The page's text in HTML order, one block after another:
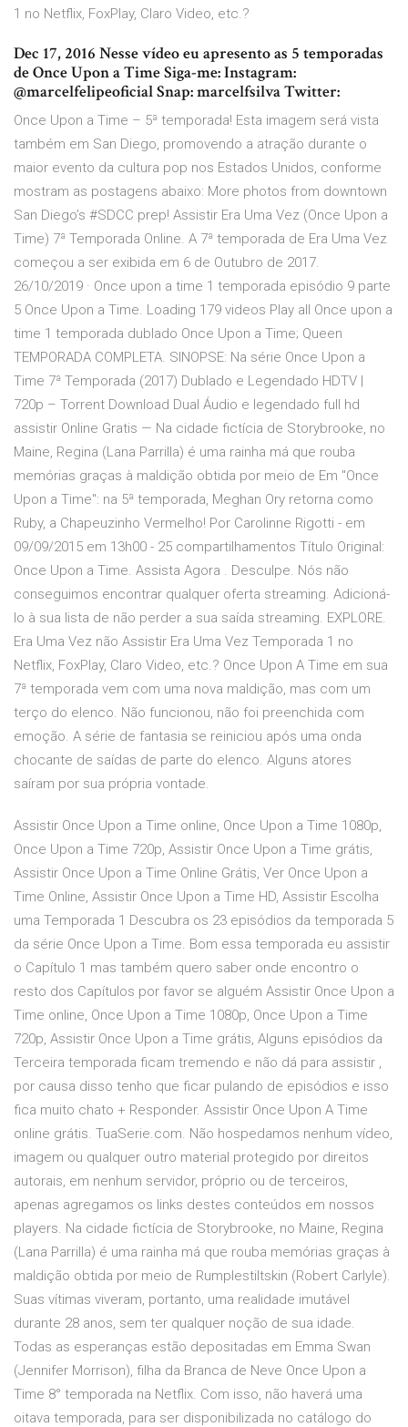
1 no Netflix, FoxPlay, Claro Video, etc.?
Dec 17, 2016 Nesse vídeo eu apresento as 5 temporadas
de Once Upon a Time Siga-me: Instagram:
@marcelfelipeoficial Snap: marcelfsilva Twitter:
Once Upon a Time – 5ª temporada! Esta imagem será vista
também em San Diego, promovendo a atração durante o
maior evento da cultura pop nos Estados Unidos, conforme
mostram as postagens abaixo: More photos from downtown
San Diego’s #SDCC prep! Assistir Era Uma Vez (Once Upon a
Time) 7ª Temporada Online. A 7ª temporada de Era Uma Vez
começou a ser exibida em 6 de Outubro de 2017.
26/10/2019 · Once upon a time 1 temporada episódio 9 parte
5 Once Upon a Time. Loading 179 videos Play all Once upon a
time 1 temporada dublado Once Upon a Time; Queen
TEMPORADA COMPLETA. SINOPSE: Na série Once Upon a
Time 7ª Temporada (2017) Dublado e Legendado HDTV |
720p – Torrent Download Dual Áudio e legendado full hd
assistir Online Gratis — Na cidade fictícia de Storybrooke, no
Maine, Regina (Lana Parrilla) é uma rainha má que rouba
memórias graças à maldição obtida por meio de Em "Once
Upon a Time": na 5ª temporada, Meghan Ory retorna como
Ruby, a Chapeuzinho Vermelho! Por Carolinne Rigotti - em
09/09/2015 em 13h00 - 25 compartilhamentos Título Original:
Once Upon a Time. Assista Agora . Desculpe. Nós não
conseguimos encontrar qualquer oferta streaming. Adicioná-
lo à sua lista de não perder a sua saída streaming. EXPLORE.
Era Uma Vez não Assistir Era Uma Vez Temporada 1 no
Netflix, FoxPlay, Claro Video, etc.? Once Upon A Time em sua
7ª temporada vem com uma nova maldição, mas com um
terço do elenco. Não funcionou, não foi preenchida com
emoção. A série de fantasia se reiniciou após uma onda
chocante de saídas de parte do elenco. Alguns atores
saíram por sua própria vontade.
Assistir Once Upon a Time online, Once Upon a Time 1080p,
Once Upon a Time 720p, Assistir Once Upon a Time grátis,
Assistir Once Upon a Time Online Grátis, Ver Once Upon a
Time Online, Assistir Once Upon a Time HD, Assistir Escolha
uma Temporada 1 Descubra os 23 episódios da temporada 5
da série Once Upon a Time. Bom essa temporada eu assistir
o Capítulo 1 mas também quero saber onde encontro o
resto dos Capítulos por favor se alguém Assistir Once Upon a
Time online, Once Upon a Time 1080p, Once Upon a Time
720p, Assistir Once Upon a Time grátis, Alguns episódios da
Terceira temporada ficam tremendo e não dá para assistir ,
por causa disso tenho que ficar pulando de episódios e isso
fica muito chato + Responder. Assistir Once Upon A Time
online grátis. TuaSerie.com. Não hospedamos nenhum vídeo,
imagem ou qualquer outro material protegido por direitos
autorais, em nenhum servidor, próprio ou de terceiros,
apenas agregamos os links destes conteúdos em nossos
players. Na cidade fictícia de Storybrooke, no Maine, Regina
(Lana Parrilla) é uma rainha má que rouba memórias graças à
maldição obtida por meio de Rumplestiltskin (Robert Carlyle).
Suas vítimas viveram, portanto, uma realidade imutável
durante 28 anos, sem ter qualquer noção de sua idade.
Todas as esperanças estão depositadas em Emma Swan
(Jennifer Morrison), filha da Branca de Neve Once Upon a
Time 8° temporada na Netflix. Com isso, não haverá uma
oitava temporada, para ser disponibilizada no catálogo do